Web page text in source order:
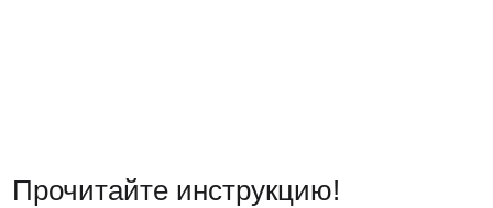
Прочитайте инструкцию!